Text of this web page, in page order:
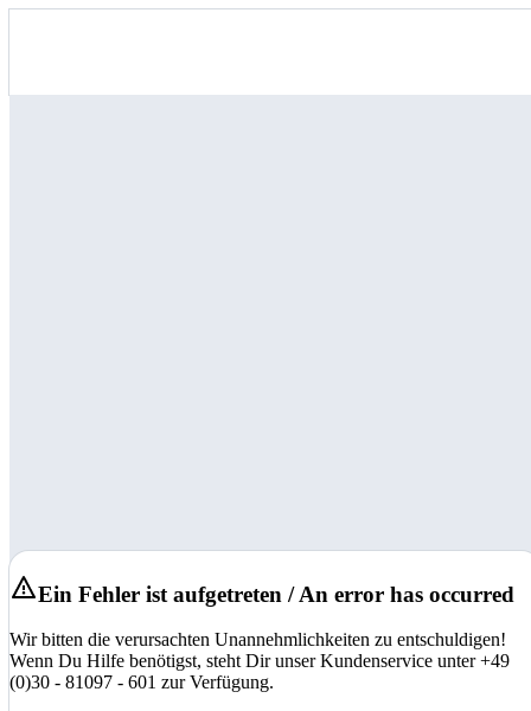
Ein Fehler ist aufgetreten / An error has occurred
Wir bitten die verursachten Unannehmlichkeiten zu entschuldigen!
Wenn Du Hilfe benötigst, steht Dir unser Kundenservice unter +49
(0)30 - 81097 - 601 zur Verfügung.